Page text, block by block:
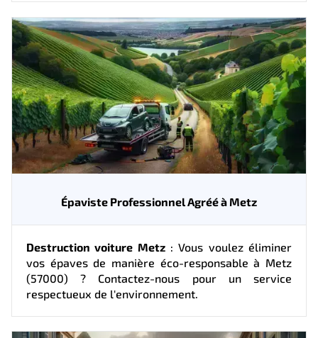
Épaviste Professionnel Agréé à Metz
Destruction voiture Metz: Vous voulez éliminer
vos épaves de manière éco-responsable à Metz
(57000) ? Contactez-nous pour un service
respectueux de l'environnement.